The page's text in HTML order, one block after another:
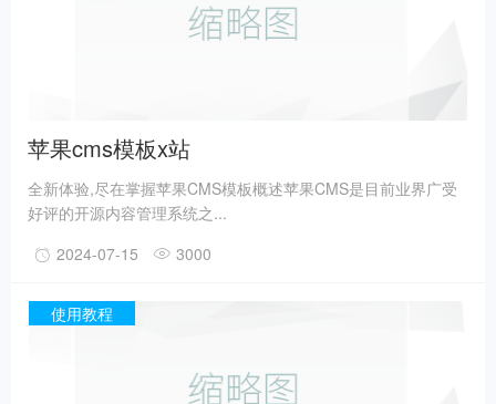
苹果cms模板x站
全新体验,尽在掌握苹果CMS模板概述苹果CMS是目前业界广受
好评的开源内容管理系统之...
2024-07-15
3000
使用教程